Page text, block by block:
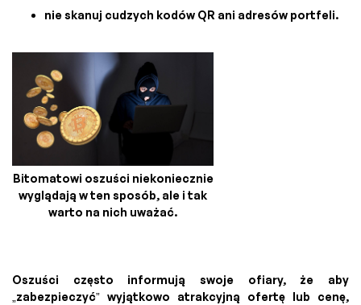
nie skanuj cudzych kodów QR ani adresów portfeli.
Bitomatowi oszuści niekoniecznie
wyglądają w ten sposób, ale i tak
warto na nich uważać.
Oszuści często informują swoje ofiary, że aby
„zabezpieczyć” wyjątkowo atrakcyjną ofertę lub cenę,